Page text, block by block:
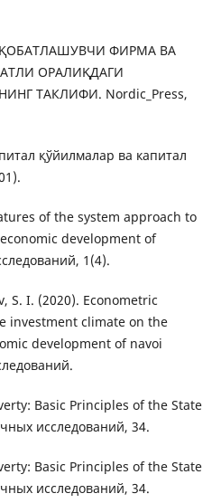
ФИРМА ВА
ОРАЛИҚДАГИ
ТАКЛИФИ. Nordic_Press,
қўйилмалар ва капитал
of the system approach to
development of
1(4).
S. I. (2020). Econometric
investment climate on the
development of navoi
Basic Principles of the State
исследований, 34.
Basic Principles of the State
исследований, 34.